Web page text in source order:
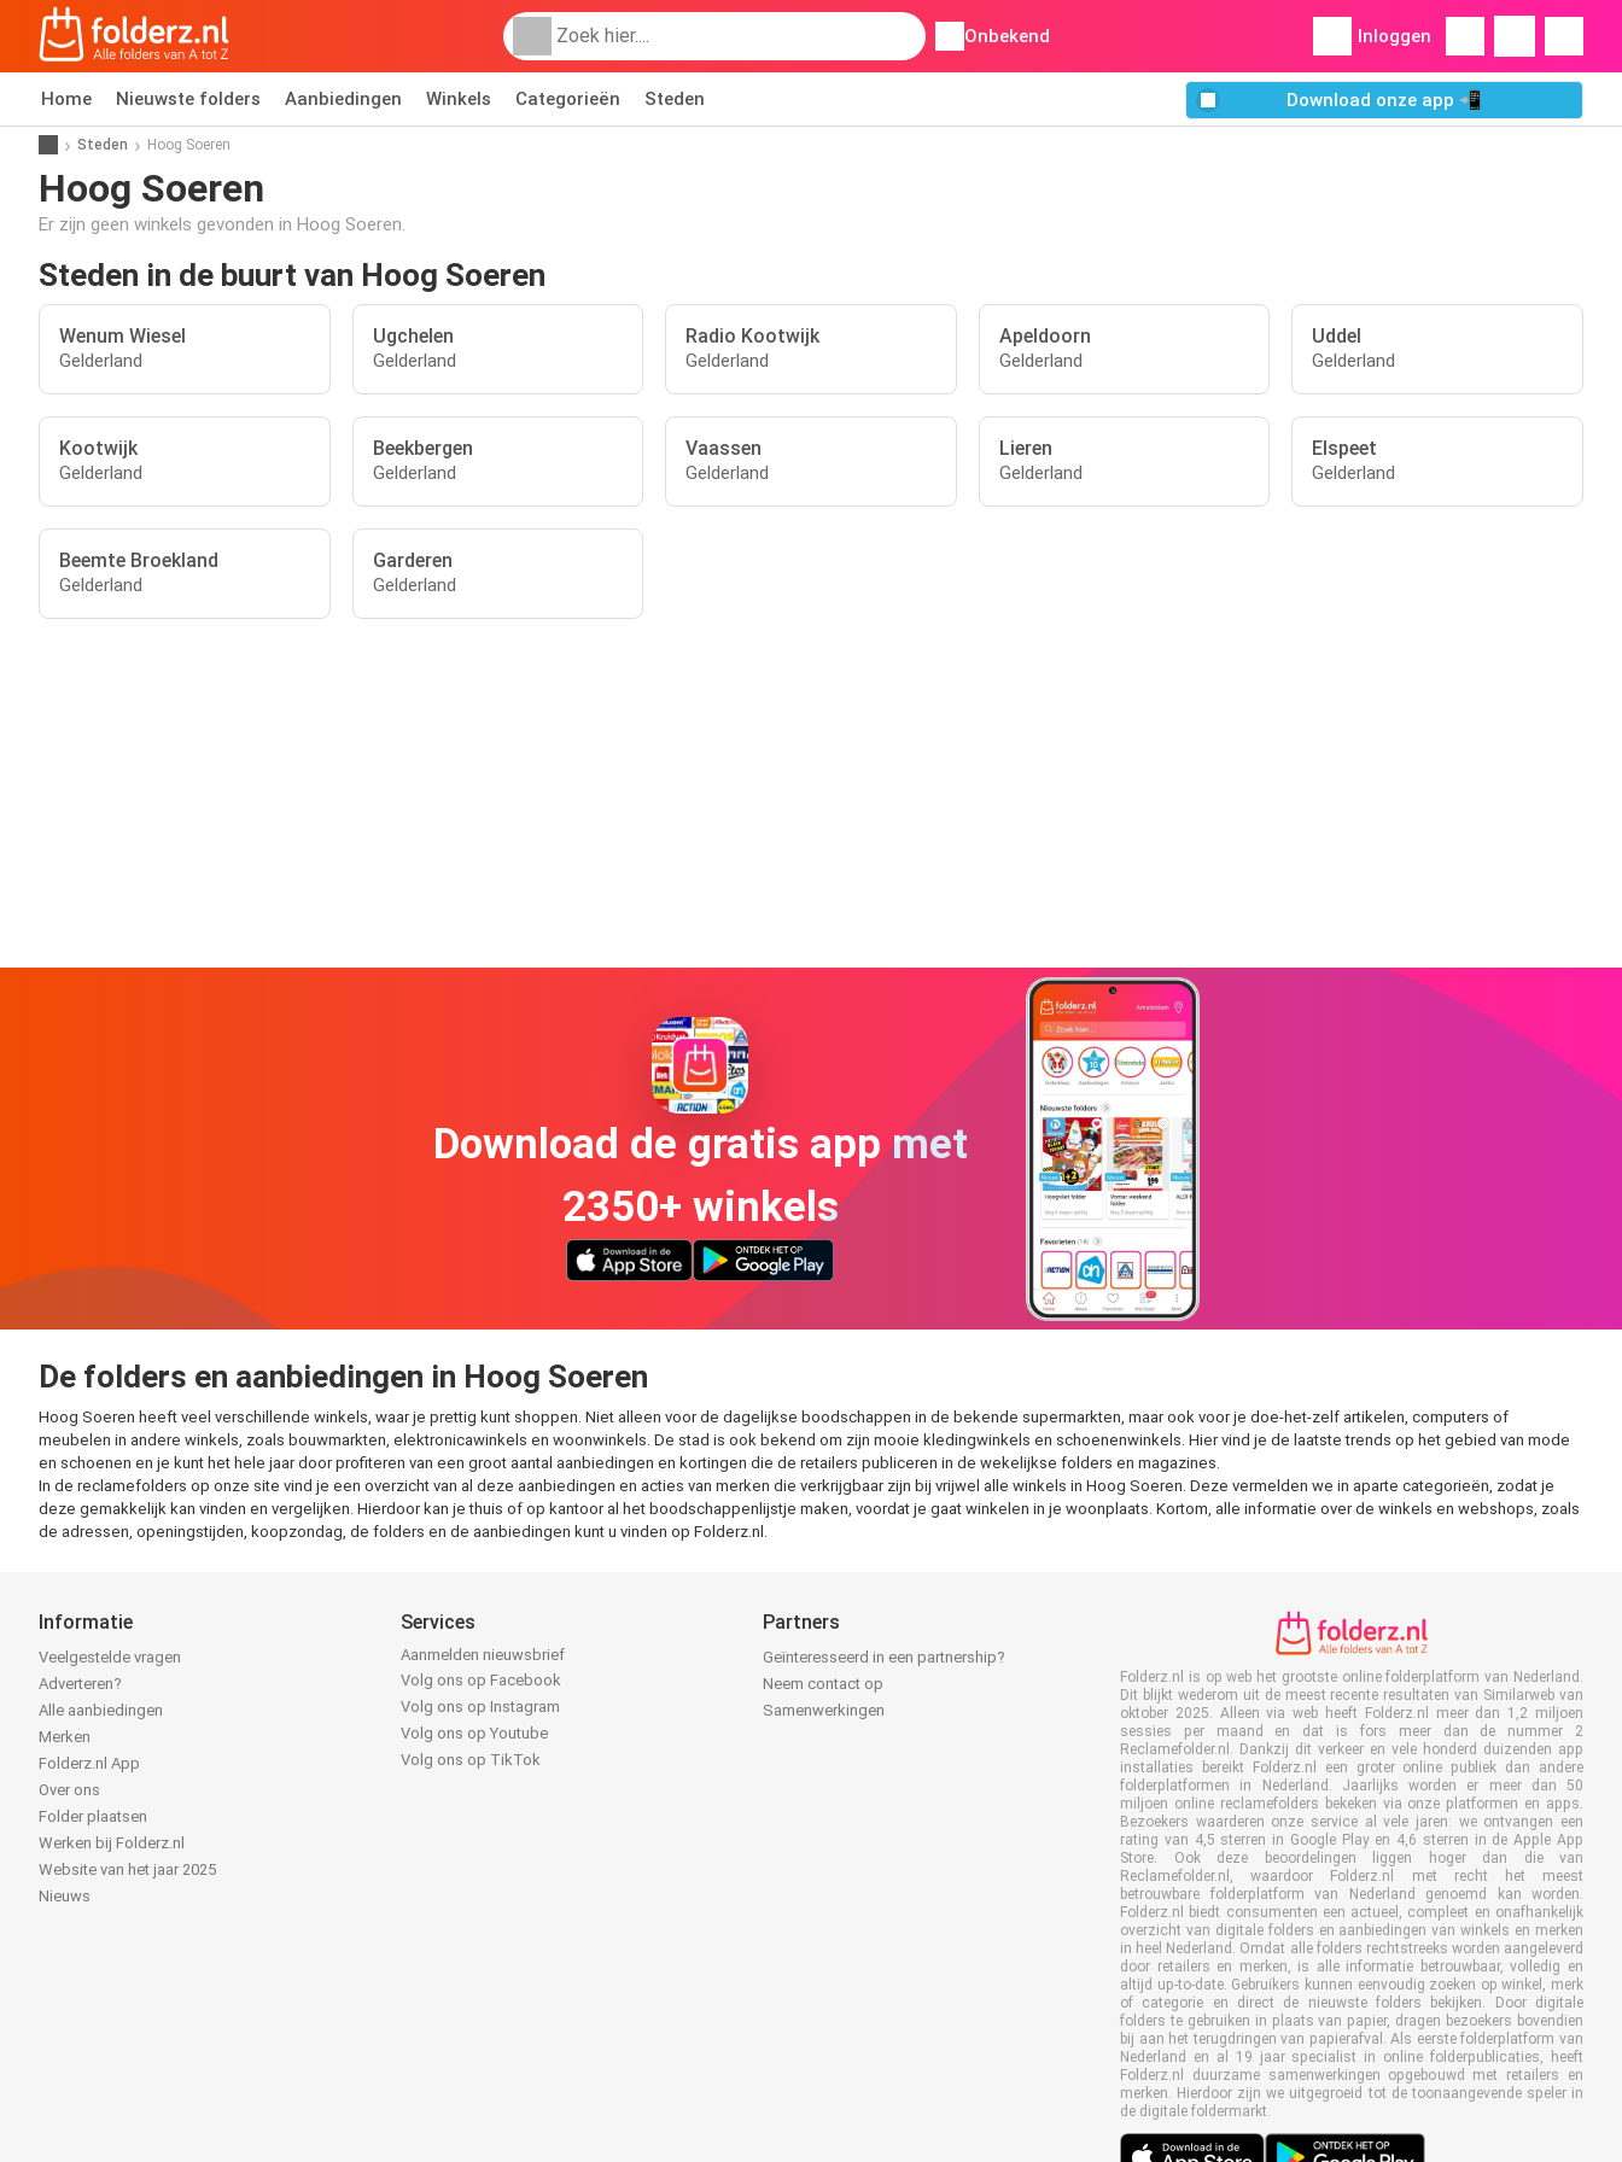
Onbekend Inloggen
Home Nieuwste folders Aanbiedingen Winkels Categorieën Steden Download onze app 📲
Steden Hoog Soeren
Hoog Soeren
Er zijn geen winkels gevonden in Hoog Soeren.
Steden in de buurt van Hoog Soeren
Wenum Wiesel
Gelderland
Ugchelen
Gelderland
Radio Kootwijk
Gelderland
Apeldoorn
Gelderland
Uddel
Gelderland
Kootwijk
Gelderland
Beekbergen
Gelderland
Vaassen
Gelderland
Lieren
Gelderland
Elspeet
Gelderland
Beemte Broekland
Gelderland
Garderen
Gelderland
Download de gratis app met
2350+ winkels
De folders en aanbiedingen in Hoog Soeren
Hoog Soeren heeft veel verschillende winkels, waar je prettig kunt shoppen. Niet alleen voor de dagelijkse boodschappen in de bekende supermarkten, maar ook voor je doe-het-zelf artikelen, computers of
meubelen in andere winkels, zoals bouwmarkten, elektronicawinkels en woonwinkels. De stad is ook bekend om zijn mooie kledingwinkels en schoenenwinkels. Hier vind je de laatste trends op het gebied van mode
en schoenen en je kunt het hele jaar door profiteren van een groot aantal aanbiedingen en kortingen die de retailers publiceren in de wekelijkse folders en magazines.
In de reclamefolders op onze site vind je een overzicht van al deze aanbiedingen en acties van merken die verkrijgbaar zijn bij vrijwel alle winkels in Hoog Soeren. Deze vermelden we in aparte categorieën, zodat je
deze gemakkelijk kan vinden en vergelijken. Hierdoor kan je thuis of op kantoor al het boodschappenlijstje maken, voordat je gaat winkelen in je woonplaats. Kortom, alle informatie over de winkels en webshops, zoals
de adressen, openingstijden, koopzondag, de folders en de aanbiedingen kunt u vinden op Folderz.nl.
Informatie
Veelgestelde vragen
Adverteren?
Alle aanbiedingen
Merken
Folderz.nl App
Over ons
Folder plaatsen
Werken bij Folderz.nl
Website van het jaar 2025
Nieuws
Services
Aanmelden nieuwsbrief
Volg ons op Facebook
Volg ons op Instagram
Volg ons op Youtube
Volg ons op TikTok
Partners
Geïnteresseerd in een partnership?
Neem contact op
Samenwerkingen
Folderz.nl is op web het grootste online folderplatform van Nederland.
Dit blijkt wederom uit de meest recente resultaten van Similarweb van
oktober 2025. Alleen via web heeft Folderz.nl meer dan 1,2 miljoen
sessies per maand en dat is fors meer dan de nummer 2
Reclamefolder.nl. Dankzij dit verkeer en vele honderd duizenden app
installaties bereikt Folderz.nl een groter online publiek dan andere
folderplatformen in Nederland. Jaarlijks worden er meer dan 50
miljoen online reclamefolders bekeken via onze platformen en apps.
Bezoekers waarderen onze service al vele jaren: we ontvangen een
rating van 4,5 sterren in Google Play en 4,6 sterren in de Apple App
Store. Ook deze beoordelingen liggen hoger dan die van
Reclamefolder.nl, waardoor Folderz.nl met recht het meest
betrouwbare folderplatform van Nederland genoemd kan worden.
Folderz.nl biedt consumenten een actueel, compleet en onafhankelijk
overzicht van digitale folders en aanbiedingen van winkels en merken
in heel Nederland. Omdat alle folders rechtstreeks worden aangeleverd
door retailers en merken, is alle informatie betrouwbaar, volledig en
altijd up-to-date. Gebruikers kunnen eenvoudig zoeken op winkel, merk
of categorie en direct de nieuwste folders bekijken. Door digitale
folders te gebruiken in plaats van papier, dragen bezoekers bovendien
bij aan het terugdringen van papierafval. Als eerste folderplatform van
Nederland en al 19 jaar specialist in online folderpublicaties, heeft
Folderz.nl duurzame samenwerkingen opgebouwd met retailers en
merken. Hierdoor zijn we uitgegroeid tot de toonaangevende speler in
de digitale foldermarkt.